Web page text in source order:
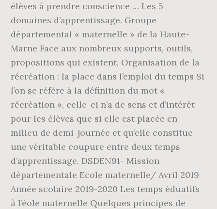
élèves à prendre conscience … Les 5
domaines d’apprentissage. Groupe
départemental « maternelle » de la Haute-
Marne Face aux nombreux supports, outils,
propositions qui existent, Organisation de la
récréation : la place dans l’emploi du temps Si
l’on se réfère à la définition du mot «
récréation », celle-ci n’a de sens et d’intérêt
pour les élèves que si elle est placée en
milieu de demi-journée et qu’elle constitue
une véritable coupure entre deux temps
d’apprentissage. DSDEN91- Mission
départementale Ecole maternelle/ Avril 2019
Année scolaire 2019-2020 Les temps éduatifs
à l’éole maternelle Quelques principes de